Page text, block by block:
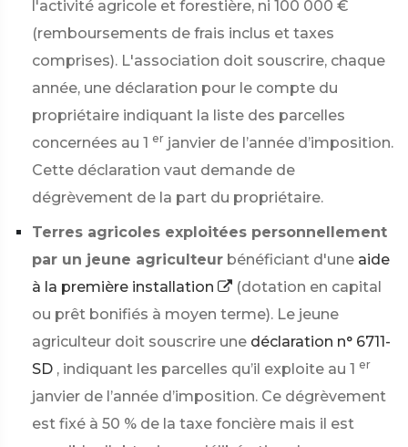
l'activité agricole et forestière, ni 100 000 €
(remboursements de frais inclus et taxes
comprises). L'association doit souscrire, chaque
année, une déclaration pour le compte du
propriétaire indiquant la liste des parcelles
concernées au 1 er janvier de l’année d’imposition.
Cette déclaration vaut demande de
dégrèvement de la part du propriétaire.
Terres agricoles exploitées personnellement
par un jeune agriculteur bénéficiant d'une aide
à la première installation
(dotation en capital
ou prêt bonifiés à moyen terme). Le jeune
agriculteur doit souscrire une déclaration n° 6711-
SD , indiquant les parcelles qu’il exploite au 1 er
janvier de l’année d’imposition. Ce dégrèvement
est fixé à 50 % de la taxe foncière mais il est